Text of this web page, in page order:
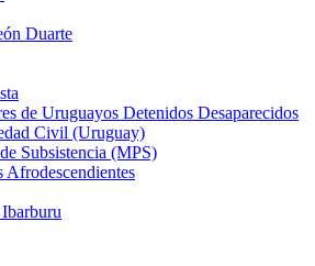
Duarte
de Uruguayos Detenidos Desaparecidos
Civil (Uruguay)
Subsistencia (MPS)
Afrodescendientes